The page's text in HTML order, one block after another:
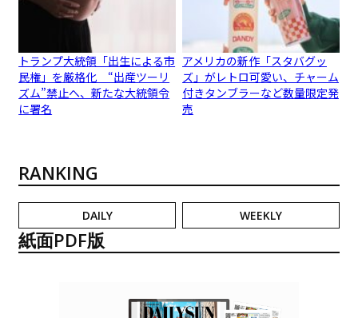
トランプ大統領「出生による市
民権」を厳格化 “出産ツーリ
ズム”禁止へ、新たな大統領令
に署名
アメリカの新作「スタバグッ
ズ」がレトロ可愛い、チャーム
付きタンブラーなど数量限定発
売
RANKING
DAILY WEEKLY
紙面PDF版